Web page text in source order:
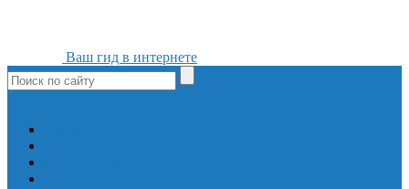
Ваш гид в интернете